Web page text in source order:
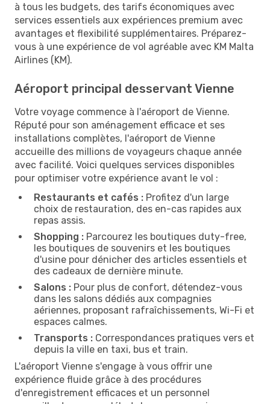
à tous les budgets, des tarifs économiques avec
services essentiels aux expériences premium avec
avantages et flexibilité supplémentaires. Préparez-
vous à une expérience de vol agréable avec KM Malta
Airlines (KM).
Aéroport principal desservant Vienne
Votre voyage commence à l'aéroport de Vienne.
Réputé pour son aménagement efficace et ses
installations complètes, l'aéroport de Vienne
accueille des millions de voyageurs chaque année
avec facilité. Voici quelques services disponibles
pour optimiser votre expérience avant le vol :
Restaurants et cafés : Profitez d'un large
choix de restauration, des en-cas rapides aux
repas assis.
Shopping : Parcourez les boutiques duty-free,
les boutiques de souvenirs et les boutiques
d'usine pour dénicher des articles essentiels et
des cadeaux de dernière minute.
Salons : Pour plus de confort, détendez-vous
dans les salons dédiés aux compagnies
aériennes, proposant rafraîchissements, Wi-Fi et
espaces calmes.
Transports : Correspondances pratiques vers et
depuis la ville en taxi, bus et train.
L'aéroport Vienne s'engage à vous offrir une
expérience fluide grâce à des procédures
d'enregistrement efficaces et un personnel